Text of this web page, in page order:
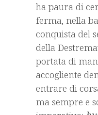
ha paura di
ferma, nella
conquista del
della
portata di
accogliente
entrare di
ma sempre e